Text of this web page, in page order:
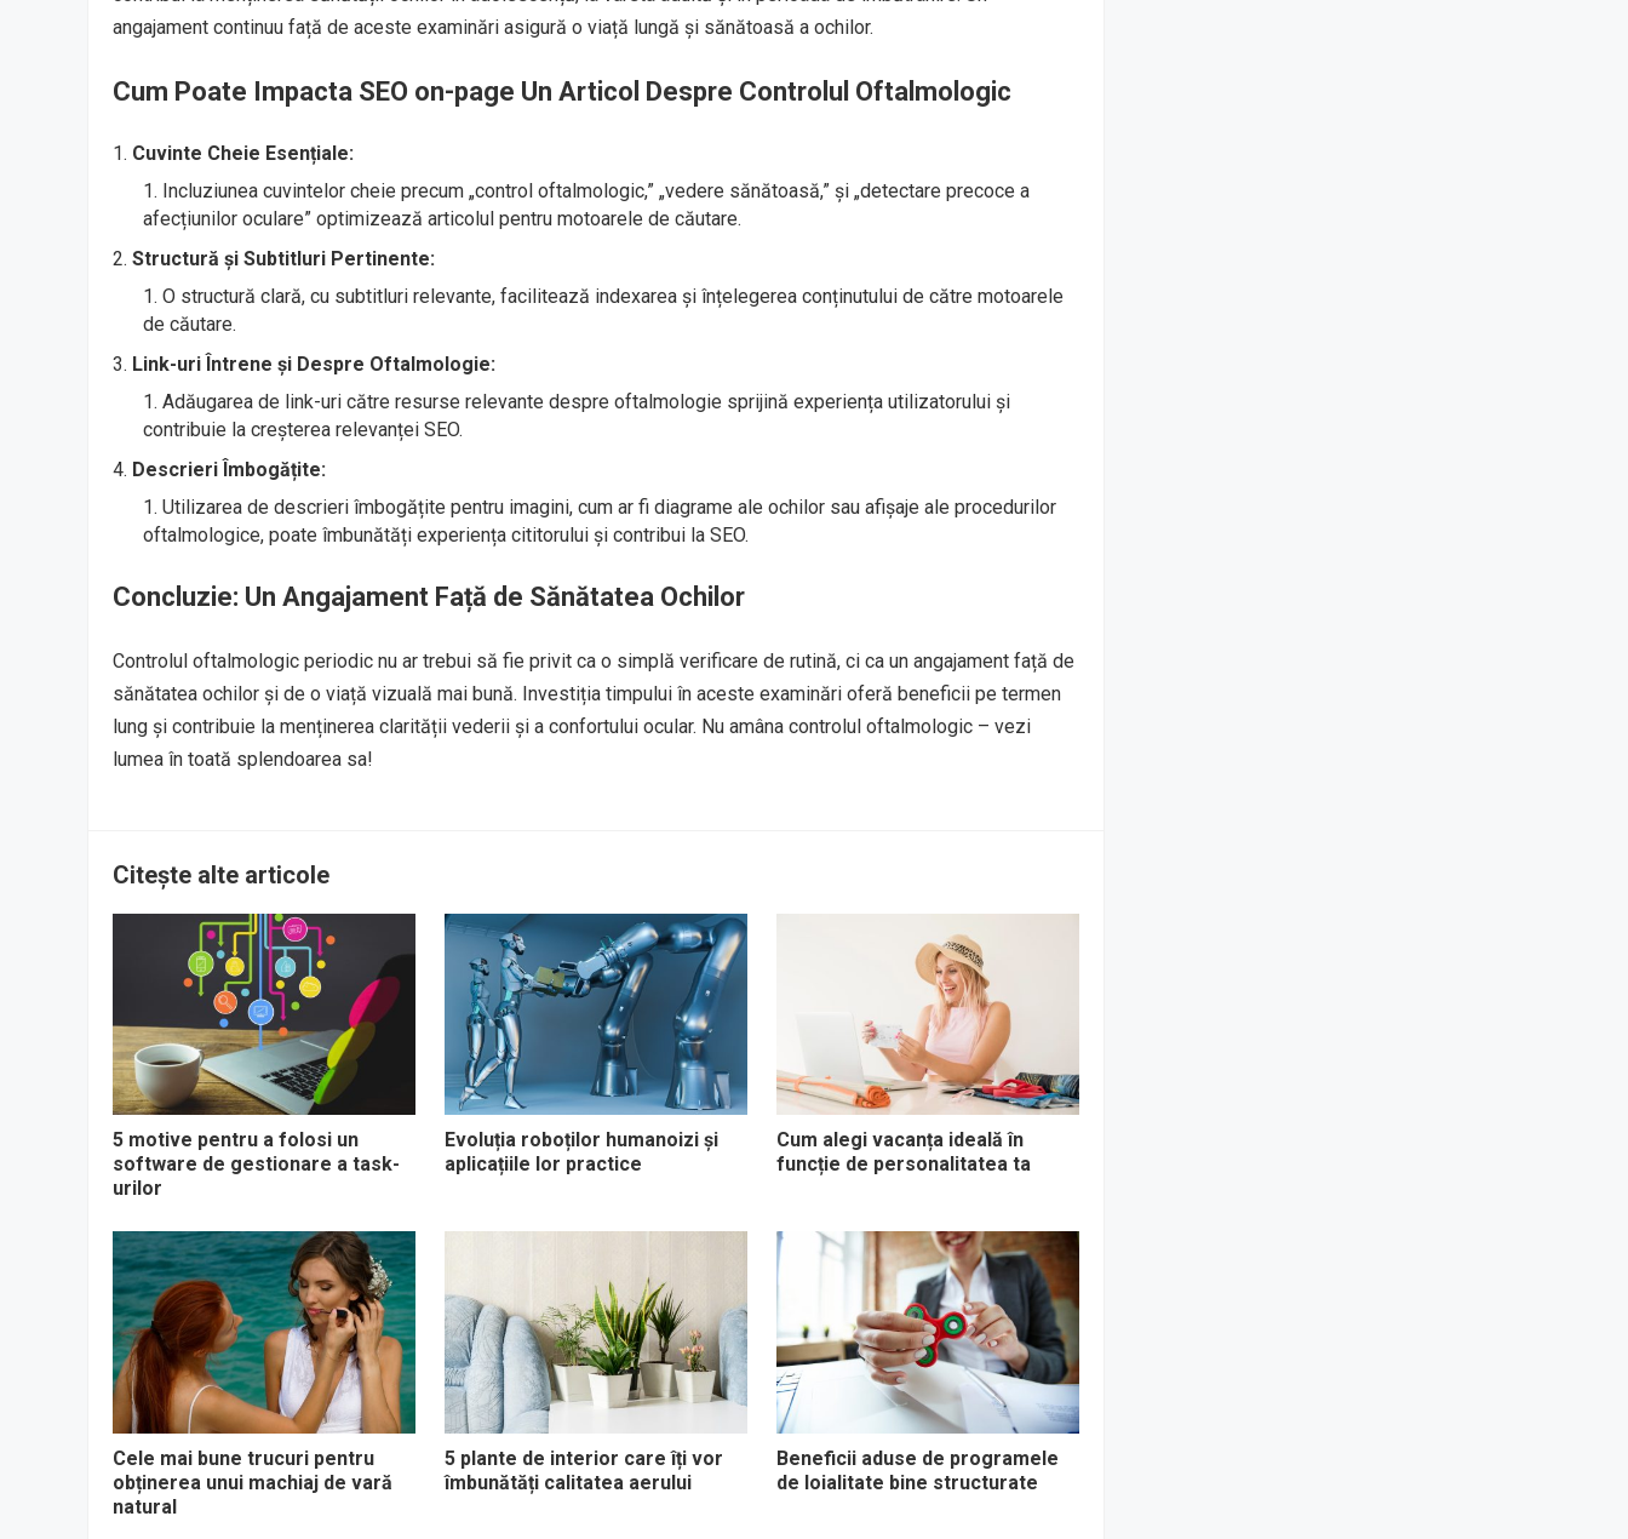
angajament continuu față de aceste examinări asigură o viață lungă și sănătoasă a ochilor.
Cum Poate Impacta SEO on-page Un Articol Despre Controlul Oftalmologic
Cuvinte Cheie Esențiale:
Incluziunea cuvintelor cheie precum „control oftalmologic,” „vedere sănătoasă,” și „detectare precoce a
afecțiunilor oculare” optimizează articolul pentru motoarele de căutare.
Structură și Subtitluri Pertinente:
O structură clară, cu subtitluri relevante, facilitează indexarea și înțelegerea conținutului de către motoarele
de căutare.
Link-uri Întrene și Despre Oftalmologie:
Adăugarea de link-uri către resurse relevante despre oftalmologie sprijină experiența utilizatorului și
contribuie la creșterea relevanței SEO.
Descrieri Îmbogățite:
Utilizarea de descrieri îmbogățite pentru imagini, cum ar fi diagrame ale ochilor sau afișaje ale procedurilor
oftalmologice, poate îmbunătăți experiența cititorului și contribui la SEO.
Concluzie: Un Angajament Față de Sănătatea Ochilor
Controlul oftalmologic periodic nu ar trebui să fie privit ca o simplă verificare de rutină, ci ca un angajament față de
sănătatea ochilor și de o viață vizuală mai bună. Investiția timpului în aceste examinări oferă beneficii pe termen
lung și contribuie la menținerea clarității vederii și a confortului ocular. Nu amâna controlul oftalmologic – vezi
lumea în toată splendoarea sa!
Citește alte articole
5 motive pentru a folosi un
software de gestionare a task-
urilor
Evoluția roboților humanoizi și
aplicațiile lor practice
Cum alegi vacanța ideală în
funcție de personalitatea ta
Cele mai bune trucuri pentru
obținerea unui machiaj de vară
natural
5 plante de interior care îți vor
îmbunătăți calitatea aerului
Beneficii aduse de programele
de loialitate bine structurate